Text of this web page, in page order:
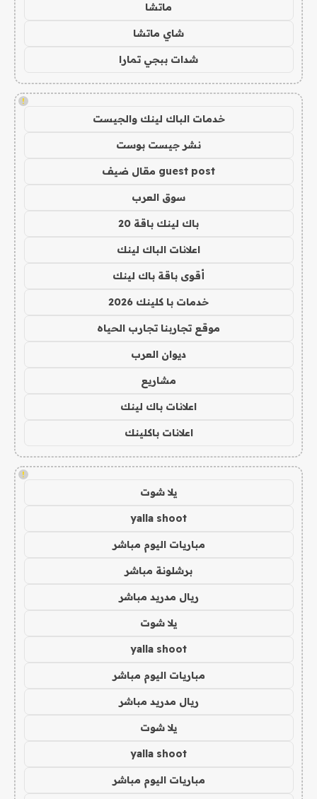
ماتشا
شاي ماتشا
شدات ببجي تمارا
!
خدمات الباك لينك والجيست
نشر جيست بوست
guest post مقال ضيف
سوق العرب
باك لينك باقة 20
اعلانات الباك لينك
أقوى باقة باك لينك
خدمات با كلينك 2026
موقع تجاربنا تجارب الحياه
ديوان العرب
مشاريع
اعلانات باك لينك
اعلانات باكلينك
!
يلا شوت
yalla shoot
مباريات اليوم مباشر
برشلونة مباشر
ريال مدريد مباشر
يلا شوت
yalla shoot
مباريات اليوم مباشر
ريال مدريد مباشر
يلا شوت
yalla shoot
مباريات اليوم مباشر